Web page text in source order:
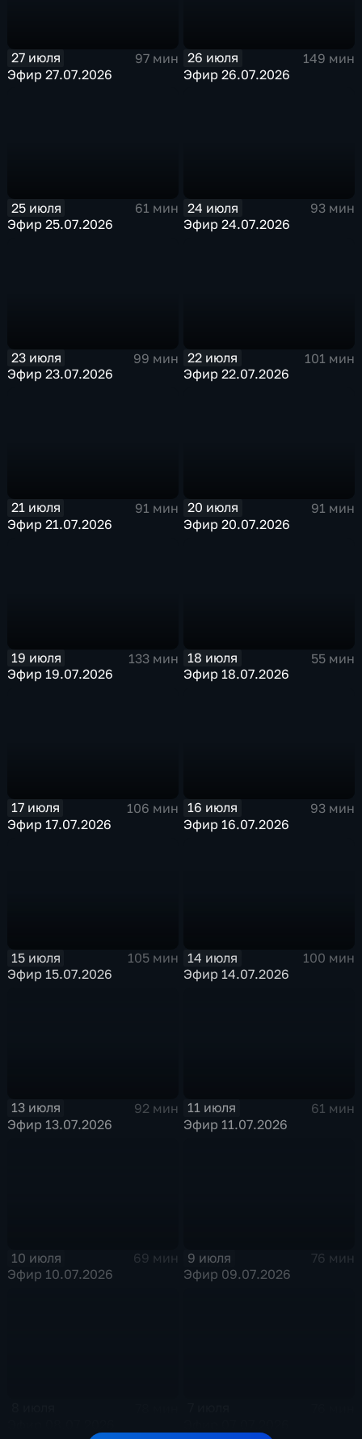
27 июля
97 мин
Эфир 27.07.2026
26 июля
149 мин
Эфир 26.07.2026
25 июля
61 мин
Эфир 25.07.2026
24 июля
93 мин
Эфир 24.07.2026
23 июля
99 мин
Эфир 23.07.2026
22 июля
101 мин
Эфир 22.07.2026
21 июля
91 мин
Эфир 21.07.2026
20 июля
91 мин
Эфир 20.07.2026
19 июля
133 мин
Эфир 19.07.2026
18 июля
55 мин
Эфир 18.07.2026
17 июля
106 мин
Эфир 17.07.2026
16 июля
93 мин
Эфир 16.07.2026
15 июля
105 мин
Эфир 15.07.2026
14 июля
100 мин
Эфир 14.07.2026
13 июля
92 мин
Эфир 13.07.2026
11 июля
61 мин
Эфир 11.07.2026
10 июля
69 мин
Эфир 10.07.2026
9 июля
76 мин
Эфир 09.07.2026